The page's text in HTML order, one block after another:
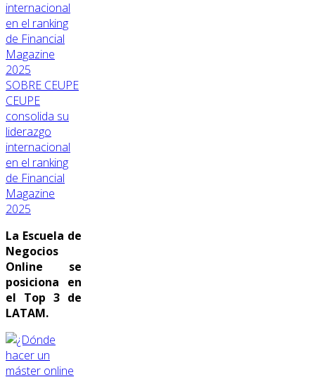
SOBRE CEUPE
CEUPE
consolida su
liderazgo
internacional
en el ranking
de Financial
Magazine
2025
La Escuela de
Negocios
Online se
posiciona en
el Top 3 de
LATAM.